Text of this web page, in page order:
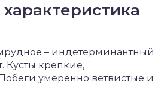
– индетерминантный
Кусты крепкие,
умеренно ветвистые и